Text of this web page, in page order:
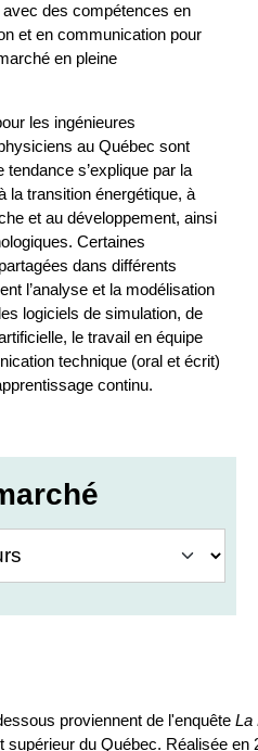
des compétences en
et en communication pour
en pleine
les ingénieures
au Québec sont
s’explique par la
la transition énergétique, à
et au développement, ainsi
Certaines
dans différents
l’analyse et la modélisation
logiciels de simulation, de
le travail en équipe
technique (oral et écrit)
continu.
proviennent de l'enquête La
supérieur du Québec. Réalisée